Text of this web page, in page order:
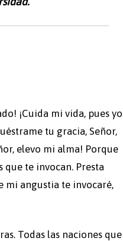
¡Cuida mi vida, pues yo
tu gracia, Señor,
elevo mi alma! Porque
te invocan. Presta
mi angustia te invocaré,
Todas las naciones que